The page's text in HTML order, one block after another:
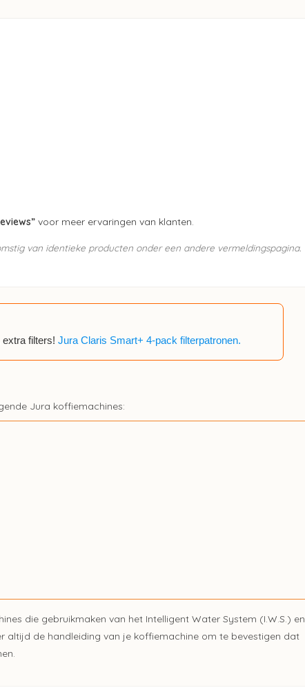
voor meer ervaringen van klanten.
van identieke producten onder een andere vermeldingspagina.
filters! Jura Claris Smart+ 4-pack filterpatronen.
Jura koffiemachines:
die gebruikmaken van het Intelligent Water System (I.W.S.) en
altijd de handleiding van je koffiemachine om te bevestigen dat